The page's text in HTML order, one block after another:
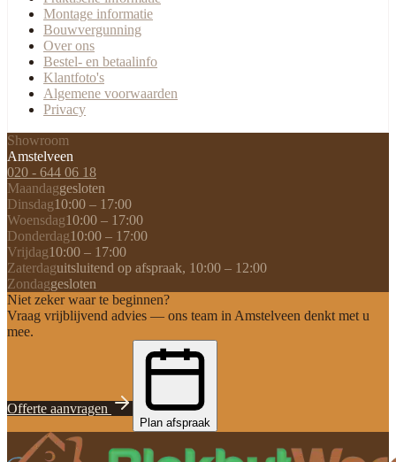
Montage informatie
Bouwvergunning
Over ons
Bestel- en betaalinfo
Klantfoto's
Algemene voorwaarden
Privacy
Showroom
Amstelveen
020 - 644 06 18
Maandaggesloten
Dinsdag10:00 – 17:00
Woensdag10:00 – 17:00
Donderdag10:00 – 17:00
Vrijdag10:00 – 17:00
Zaterdaguitsluitend op afspraak, 10:00 – 12:00
Zondaggesloten
Niet zeker waar te beginnen?
Vraag vrijblijvend advies — ons team in Amstelveen denkt met u
mee.
Offerte aanvragen
Plan afspraak